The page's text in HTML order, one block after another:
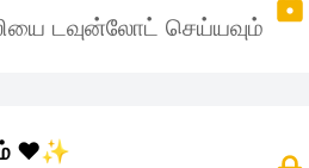
டவுன்லோட் செய்யவும்
❤️✨